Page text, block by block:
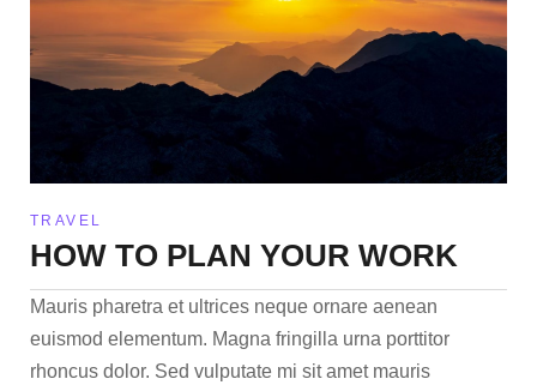
TRAVEL
HOW TO PLAN YOUR WORK
Mauris pharetra et ultrices neque ornare aenean
euismod elementum. Magna fringilla urna porttitor
rhoncus dolor. Sed vulputate mi sit amet mauris